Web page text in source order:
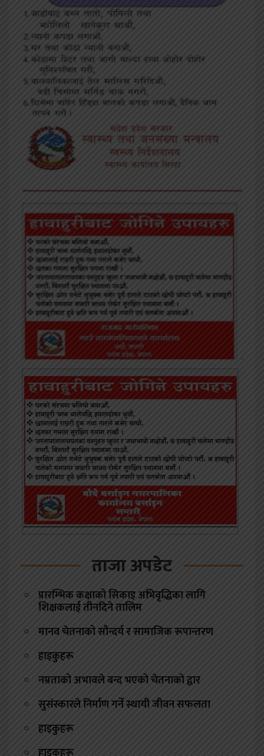
ताजा अपडेट
प्रारम्भिक कक्षाको सिकाइ अभिवृद्धिका लागि
शिक्षकलाई तीनदिने तालिम
मानव चेतनाको सौन्दर्य र सामाजिक रूपान्तरण
हाइकुहरू
नम्रताको अभावले बन्द भएको चेतनाको द्वार
सुसंस्कारले निर्माण गर्ने स्थायी जीवन सफलता
हाइकुहरू